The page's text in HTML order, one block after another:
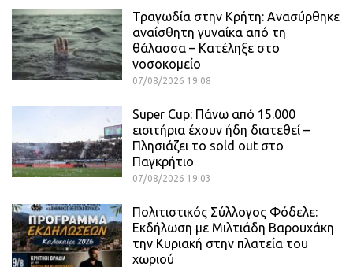
Τραγωδία στην Κρήτη: Ανασύρθηκε
αναίσθητη γυναίκα από τη
θάλασσα – Κατέληξε στο
νοσοκομείο
07/08/2026 19:08
Super Cup: Πάνω από 15.000
εισιτήρια έχουν ήδη διατεθεί –
Πλησιάζει το sold out στο
Παγκρήτιο
07/08/2026 19:03
Πολιτιστικός Σύλλογος Φόδελε:
Εκδήλωση με Μιλτιάδη Βαρουχάκη
την Κυριακή στην πλατεία του
χωριού